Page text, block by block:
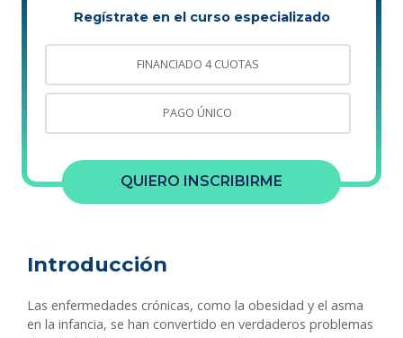
Regístrate en el curso especializado
FINANCIADO 4 CUOTAS
PAGO ÚNICO
QUIERO INSCRIBIRME
Introducción
Las enfermedades crónicas, como la obesidad y el asma
en la infancia, se han convertido en verdaderos problemas